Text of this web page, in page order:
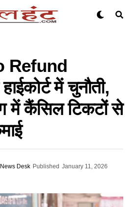
Refund
में चुनौती,
में कैंसिल टिकटों से
Desk Published January 11, 2026